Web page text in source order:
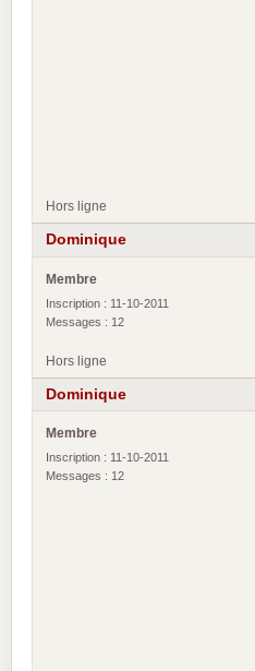
Hors ligne
Dominique
Membre
Inscription : 11-10-2011
Messages : 12
Hors ligne
Dominique
Membre
Inscription : 11-10-2011
Messages : 12